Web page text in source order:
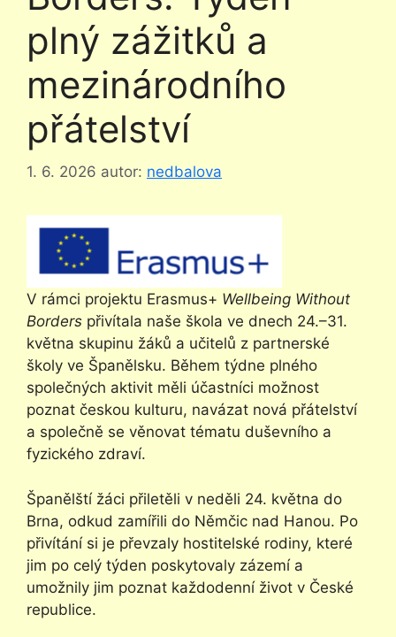
plný zážitků a
mezinárodního
přátelství
1. 6. 2026 autor: nedbalova
V rámci projektu Erasmus+ Wellbeing Without
Borders přivítala naše škola ve dnech 24.–31.
května skupinu žáků a učitelů z partnerské
školy ve Španělsku. Během týdne plného
společných aktivit měli účastníci možnost
poznat českou kulturu, navázat nová přátelství
a společně se věnovat tématu duševního a
fyzického zdraví.
Španělští žáci přiletěli v neděli 24. května do
Brna, odkud zamířili do Němčic nad Hanou. Po
přivítání si je převzaly hostitelské rodiny, které
jim po celý týden poskytovaly zázemí a
umožnily jim poznat každodenní život v České
republice.